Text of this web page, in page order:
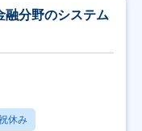
融分野のシステム
休み